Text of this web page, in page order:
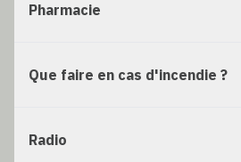
Pharmacie
Que faire en cas d'incendie ?
Radio